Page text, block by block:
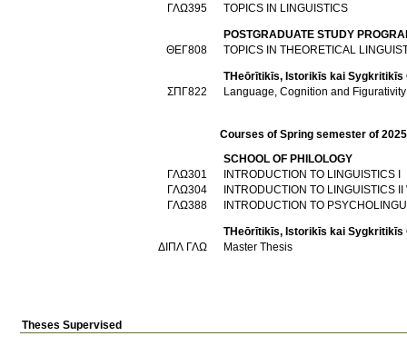
ΓΛΩ395
TOPICS IN LINGUISTICS
POSTGRADUATE STUDY
ΘΕΓ808
TOPICS IN THEORETICAL
THeōrītikīs, Istorikīs kai Sygkritikīs
ΣΠΓ822
Language, Cognition and Figurativity
Courses of Spring semester of
SCHOOL OF PHILOLOGY
ΓΛΩ301
INTRODUCTION TO LINGUISTICS I
ΓΛΩ304
INTRODUCTION TO LINGUISTICS
ΓΛΩ388
INTRODUCTION TO
THeōrītikīs, Istorikīs kai Sygkritikīs
ΔΙΠΛ ΓΛΩ
Master Thesis
Theses Supervised